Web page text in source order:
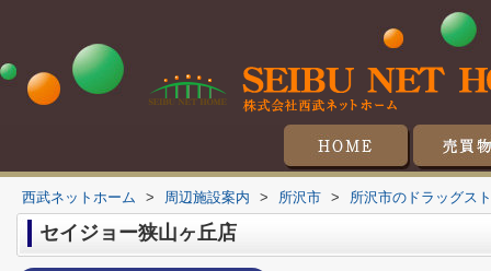
戸
土
マンシ
収
西武ネットホーム > 周辺施設案内 > 所沢市 > 所沢市のドラッグス
セイジョー狭山ヶ丘店